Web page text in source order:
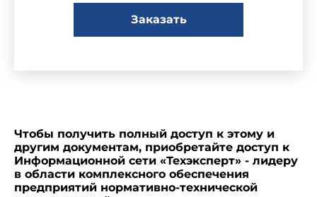
Заказать
Чтобы получить полный доступ к этому и
другим документам, приобретайте доступ к
Информационной сети «Техэксперт» - лидеру
в области комплексного обеспечения
предприятий нормативно-технической